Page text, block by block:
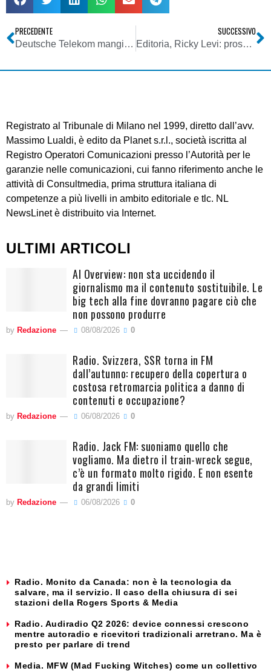
PRECEDENTE
Deutsche Telekom mangia DVB-H a colazione
SUCCESSIVO
Editoria, Ricky Levi: prossima settimana ddl in commissione alla Camera
Registrato al Tribunale di Milano nel 1999, diretto dall’avv.
Massimo Lualdi, è edito da Planet s.r.l., società iscritta al
Registro Operatori Comunicazioni presso l’Autorità per le
garanzie nelle comunicazioni, cui fanno riferimento anche le
attività di Consultmedia, prima struttura italiana di
competenze a più livelli in ambito editoriale e tlc. NL
NewsLinet è distribuito via Internet.
ULTIMI ARTICOLI
AI Overview: non sta uccidendo il
giornalismo ma il contenuto sostituibile. Le
big tech alla fine dovranno pagare ciò che
non possono produrre
by Redazione 08/08/2026 0
Radio. Svizzera, SSR torna in FM
dall’autunno: recupero della copertura o
costosa retromarcia politica a danno di
contenuti e occupazione?
by Redazione 06/08/2026 0
Radio. Jack FM: suoniamo quello che
vogliamo. Ma dietro il train-wreck segue,
c’è un formato molto rigido. E non esente
da grandi limiti
by Redazione 06/08/2026 0
Radio. Monito da Canada: non è la tecnologia da
salvare, ma il servizio. Il caso della chiusura di sei
stazioni della Rogers Sports & Media
Radio. Audiradio Q2 2026: device connessi crescono
mentre autoradio e ricevitori tradizionali arretrano. Ma è
presto per parlare di trend
Media. MFW (Mad Fucking Witches) come un collettivo